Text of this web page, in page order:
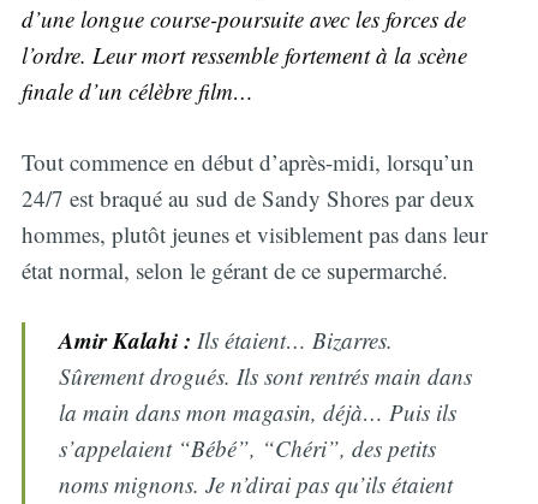
d’une longue course-poursuite avec les forces de
l’ordre. Leur mort ressemble fortement à la scène
finale d’un célèbre film…
Tout commence en début d’après-midi, lorsqu’un
24/7 est braqué au sud de Sandy Shores par deux
hommes, plutôt jeunes et visiblement pas dans leur
état normal, selon le gérant de ce supermarché.
Amir Kalahi : Ils étaient… Bizarres.
Sûrement drogués. Ils sont rentrés main dans
la main dans mon magasin, déjà… Puis ils
s’appelaient “Bébé”, “Chéri”, des petits
noms mignons. Je n’dirai pas qu’ils étaient